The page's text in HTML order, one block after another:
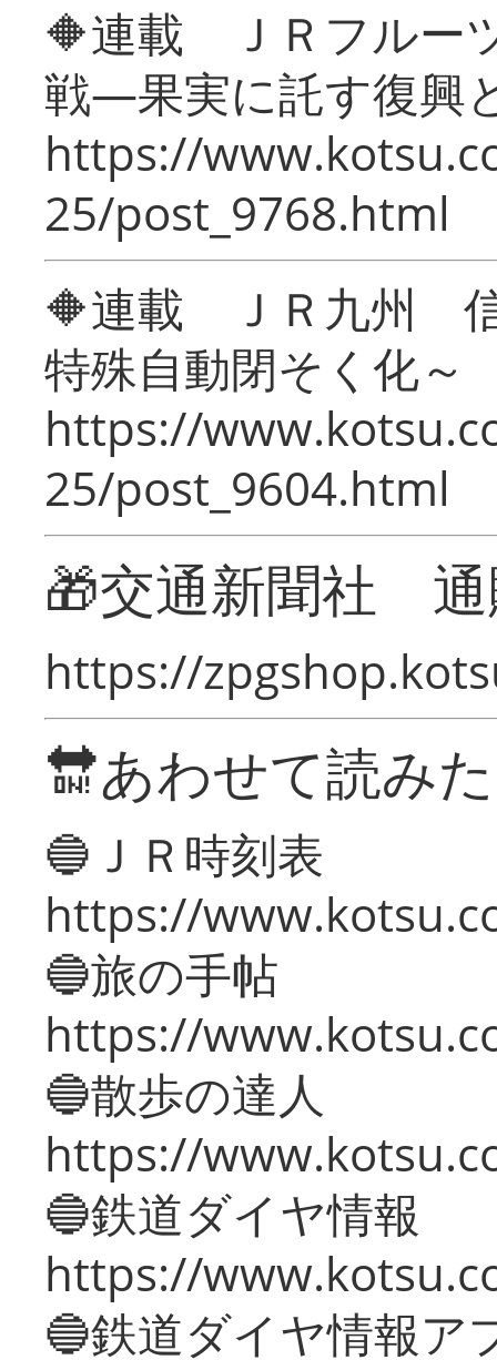
🔶連載 ＪＲフルー
戦―果実に託す復興
https://
25/post_9768.html
🔶連載 ＪＲ九州 信
特殊自動閉そく化～
https://
25/post_9604.html
🎁交通新聞社
https://
🔛あわせて読み
🔵ＪＲ時刻表
https://
🔵旅の手帖
https://
🔵散歩の達人
https://
🔵鉄道ダイヤ情報
https://
🔵鉄道ダイヤ情報ア